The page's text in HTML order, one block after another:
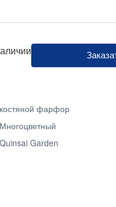
костяной фарфор
Многоцветный
Quinsai Garden